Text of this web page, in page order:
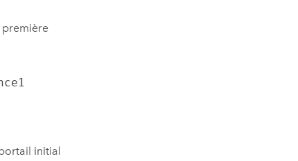
première
initial